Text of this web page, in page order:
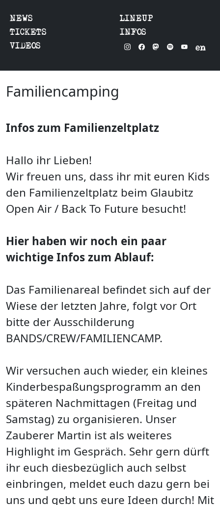
NEWS
LINEUP
TICKETS
INFOS
VIDEOS
en
Familiencamping
Infos zum Familienzeltplatz
Hallo ihr Lieben!
Wir freuen uns, dass ihr mit euren Kids
den Familienzeltplatz beim Glaubitz
Open Air / Back To Future besucht!
Hier haben wir noch ein paar
wichtige Infos zum Ablauf:
Das Familienareal befindet sich auf der
Wiese der letzten Jahre, folgt vor Ort
bitte der Ausschilderung
BANDS/CREW/FAMILIENCAMP.
Wir versuchen auch wieder, ein kleines
Kinderbespaßungsprogramm an den
späteren Nachmittagen (Freitag und
Samstag) zu organisieren. Unser
Zauberer Martin ist als weiteres
Highlight im Gespräch. Sehr gern dürft
ihr euch diesbezüglich auch selbst
einbringen, meldet euch dazu gern bei
uns und gebt uns eure Ideen durch! Mit